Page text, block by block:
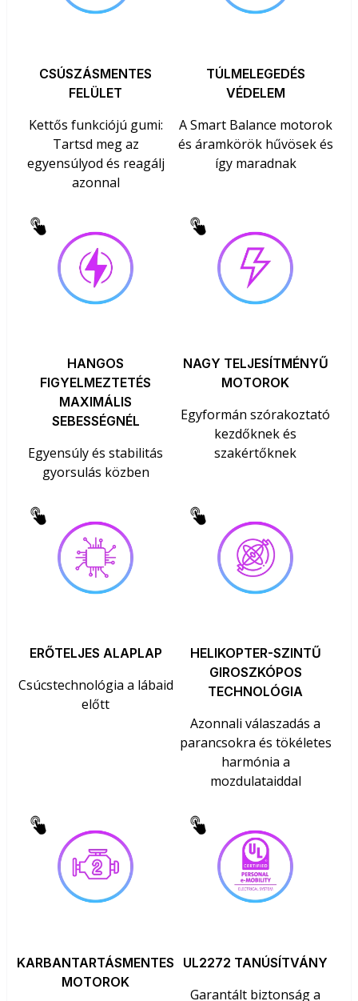
CSÚSZÁSMENTES
FELÜLET
Kettős funkciójú gumi:
Tartsd meg az
egyensúlyod és reagálj
azonnal
TÚLMELEGEDÉS
VÉDELEM
A Smart Balance motorok
és áramkörök hűvösek és
így maradnak
HANGOS
FIGYELMEZTETÉS
MAXIMÁLIS
SEBESSÉGNÉL
Egyensúly és stabilitás
gyorsulás közben
NAGY TELJESÍTMÉNYŰ
MOTOROK
Egyformán szórakoztató
kezdőknek és
szakértőknek
ERŐTELJES ALAPLAP
Csúcstechnológia a lábaid
előtt
HELIKOPTER-SZINTŰ
GIROSZKÓPOS
TECHNOLÓGIA
Azonnali válaszadás a
parancsokra és tökéletes
harmónia a
mozdulataiddal
KARBANTARTÁSMENTES
MOTOROK
UL2272 TANÚSÍTVÁNY
Garantált biztonság a